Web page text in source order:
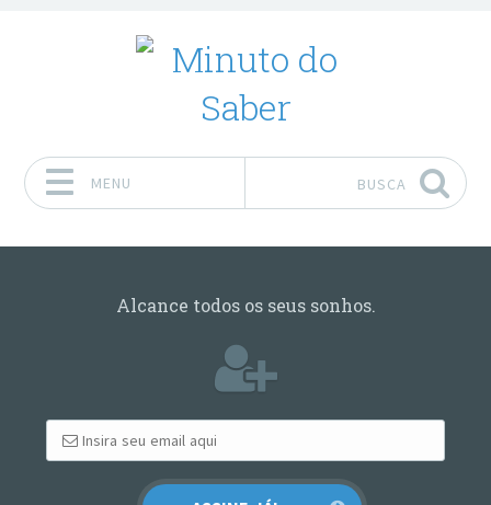
MENU BUSCA
Alcance todos os seus sonhos.